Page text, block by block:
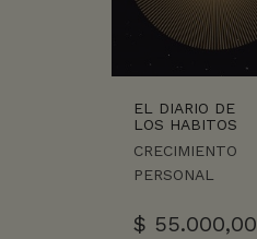
EL DIARIO DE
LOS HABITOS
CRECIMIENTO
PERSONAL
$ 55.000,00